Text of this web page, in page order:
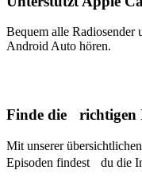
Bequem alle Radiosender
Android Auto hören.
Finde die richtigen
Mit unserer
Episoden findest du die